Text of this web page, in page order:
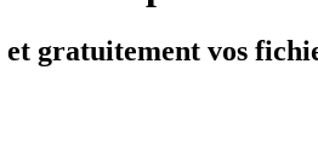
gratuitement vos